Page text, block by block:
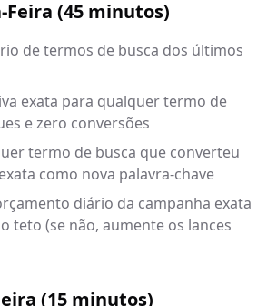
Feira (45 minutos)
de termos de busca dos últimos
exata para qualquer termo de
e zero conversões
termo de busca que converteu
como nova palavra-chave
diário da campanha exata
teto (se não, aumente os lances
(15 minutos)